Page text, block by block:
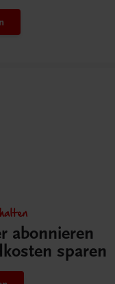
abonnieren
sparen